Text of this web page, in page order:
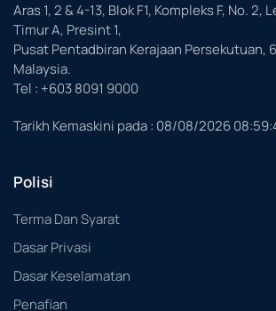
Aras 1, 2 & 4-13, Blok F1, Kompleks F, No. 2,
Timur A, Presint 1,
Pusat Pentadbiran Kerajaan Persekutuan,
Malaysia.
Tel : +603 8091 9000
Tarikh Kemaskini pada : 08/08/2026
Polisi
Terma Dan Syarat
Dasar Privasi
Dasar Keselamatan
Penafian